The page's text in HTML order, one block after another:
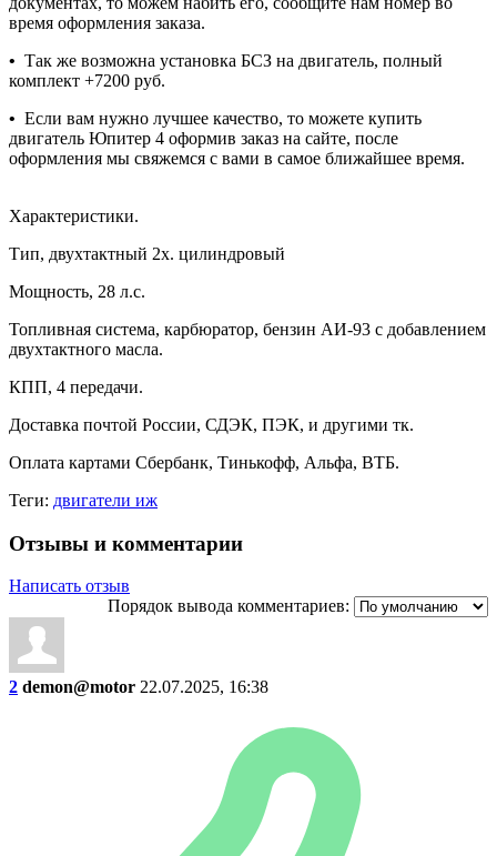
время оформления заказа.
• Так же возможна установка БСЗ на двигатель, полный
комплект +7200 руб.
• Если вам нужно лучшее качество, то можете купить
двигатель Юпитер 4 оформив заказ на сайте, после
оформления мы свяжемся с вами в самое ближайшее время.
Характеристики.
Тип, двухтактный 2х. цилиндровый
Мощность, 28 л.с.
Топливная система, карбюратор, бензин АИ-93 с добавлением
двухтактного масла.
КПП, 4 передачи.
Доставка почтой России, СДЭК, ПЭК, и другими тк.
Оплата картами Сбербанк, Тинькофф, Альфа, ВТБ.
Теги: двигатели иж
Отзывы и комментарии
Написать отзыв
Порядок вывода комментариев:
2 demon@motor 22.07.2025, 16:38